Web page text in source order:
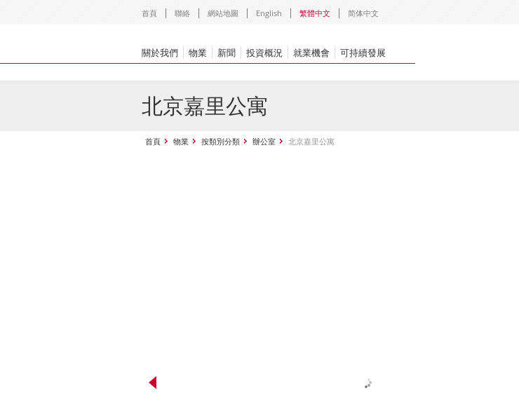
首頁 聯絡 網站地圖 English 繁體中文 简体中文
關於我們 物業 新聞 投資概況 就業機會 可持續發展
北京嘉里公寓
首頁 物業 按類別分類 辦公室 北京嘉里公寓